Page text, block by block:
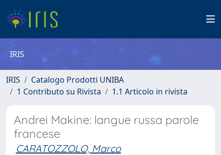
IRIS
IRIS
Catalogo Prodotti UNIBA
1 Contributo su Rivista
1.1 Articolo in rivista
Andrei Makine: langue russa parole
francese
CARATOZZOLO, Marco